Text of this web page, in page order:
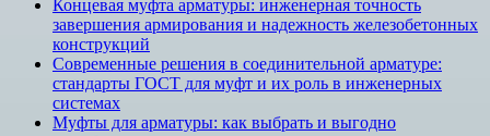
Концевая муфта арматуры: инженерная точность
завершения армирования и надежность железобетонных
конструкций
Современные решения в соединительной арматуре:
стандарты ГОСТ для муфт и их роль в инженерных
системах
Муфты для арматуры: как выбрать и выгодно